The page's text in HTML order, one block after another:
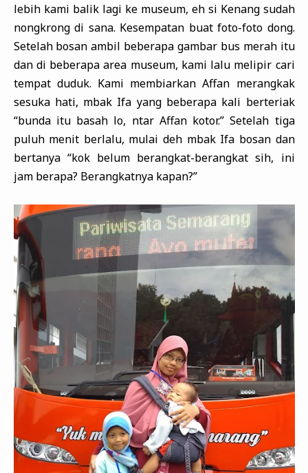
lebih kami balik lagi ke museum, eh si Kenang sudah
nongkrong di sana. Kesempatan buat foto-foto dong.
Setelah bosan ambil beberapa gambar bus merah itu
dan di beberapa area museum, kami lalu melipir cari
tempat duduk. Kami membiarkan Affan merangkak
sesuka hati, mbak Ifa yang beberapa kali berteriak
“bunda itu basah lo, ntar Affan kotor.” Setelah tiga
puluh menit berlalu, mulai deh mbak Ifa bosan dan
bertanya “kok belum berangkat-berangkat sih, ini
jam berapa? Berangkatnya kapan?”